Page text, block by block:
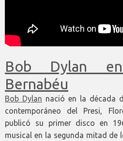
Bob Dylan
Bernabéu
Bob Dylan nació en la década
contemporáneo del Presi,
publicó su primer disco en
musical en la segunda mitad de